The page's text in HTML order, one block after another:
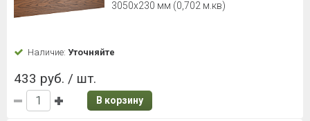
3050х230 мм (0,702 м.кв)
Наличие: Уточняйте
433 руб. / шт.
В корзину